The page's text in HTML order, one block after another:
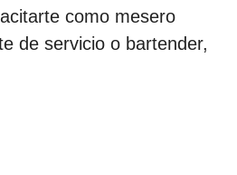
como mesero
de servicio o bartender,